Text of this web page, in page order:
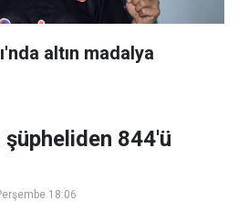
altın madalya
844'ü
18:06